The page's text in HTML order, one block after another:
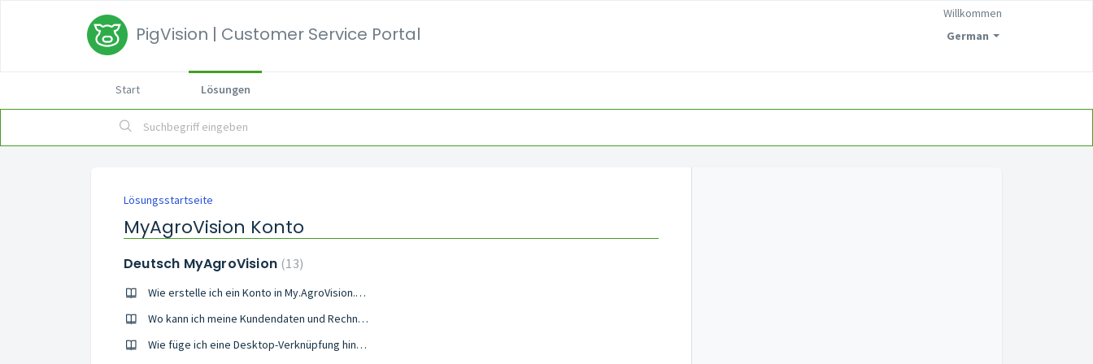
PigVision | Customer Service Portal German
Willkommen
Start Lösungen
Lösungsstartseite
MyAgroVision Konto
Deutsch MyAgroVision 13
Wie erstelle ich ein Konto in My.AgroVision.com?
Wo kann ich meine Kundendaten und Rechnungen finden?
Wie füge ich eine Desktop-Verknüpfung hinzu?